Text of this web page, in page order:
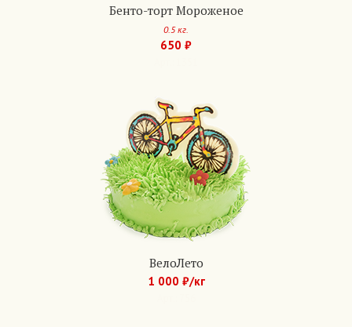
Бенто-торт Мороженое
0.5 кг.
650 ₽
ВелоЛето
1 000 ₽/кг